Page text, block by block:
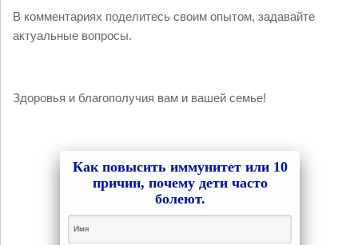
В комментариях поделитесь своим опытом, задавайте
актуальные вопросы.
Здоровья и благополучия вам и вашей семье!
Как повысить иммунитет или 10
причин, почему дети часто
болеют.